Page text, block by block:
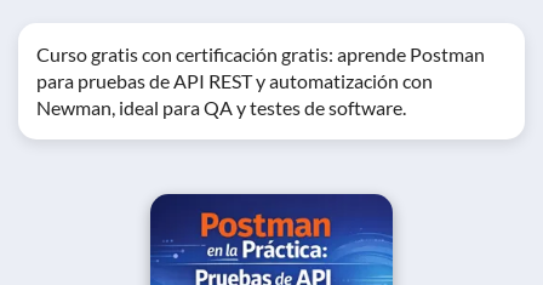
Curso gratis con certificación gratis: aprende Postman
para pruebas de API REST y automatización con
Newman, ideal para QA y testes de software.